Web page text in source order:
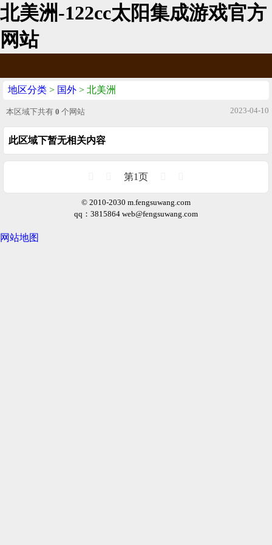
北美洲-122cc太阳集成游戏官方
网站
地区分类 > 国外 > 北美洲
本区域下共有 0 个网站 2023-04-10
此区域下暂无相关内容
第1页
© 2010-2030 m.fengsuwang.com
qq：3815864 web@fengsuwang.com
网站地图